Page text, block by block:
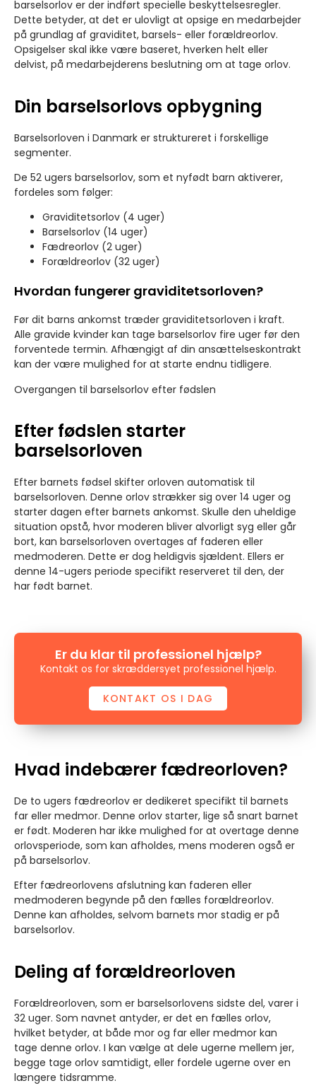
barselsorlov er der indført specielle beskyttelsesregler.
Dette betyder, at det er ulovligt at opsige en medarbejder
på grundlag af graviditet, barsels- eller forældreorlov.
Opsigelser skal ikke være baseret, hverken helt eller
delvist, på medarbejderens beslutning om at tage orlov.
Din barselsorlovs opbygning
Barselsorloven i Danmark er struktureret i forskellige
segmenter.
De 52 ugers barselsorlov, som et nyfødt barn aktiverer,
fordeles som følger:
Graviditetsorlov (4 uger)
Barselsorlov (14 uger)
Fædreorlov (2 uger)
Forældreorlov (32 uger)
Hvordan fungerer graviditetsorloven?
Før dit barns ankomst træder graviditetsorloven i kraft.
Alle gravide kvinder kan tage barselsorlov fire uger før den
forventede termin. Afhængigt af din ansættelseskontrakt
kan der være mulighed for at starte endnu tidligere.
Overgangen til barselsorlov efter fødslen
Efter fødslen starter
barselsorloven
Efter barnets fødsel skifter orloven automatisk til
barselsorloven. Denne orlov strækker sig over 14 uger og
starter dagen efter barnets ankomst. Skulle den uheldige
situation opstå, hvor moderen bliver alvorligt syg eller går
bort, kan barselsorloven overtages af faderen eller
medmoderen. Dette er dog heldigvis sjældent. Ellers er
denne 14-ugers periode specifikt reserveret til den, der
har født barnet.
Er du klar til professionel hjælp?
Kontakt os for skræddersyet professionel hjælp.
KONTAKT OS I DAG
Hvad indebærer fædreorloven?
De to ugers fædreorlov er dedikeret specifikt til barnets
far eller medmor. Denne orlov starter, lige så snart barnet
er født. Moderen har ikke mulighed for at overtage denne
orlovsperiode, som kan afholdes, mens moderen også er
på barselsorlov.
Efter fædreorlovens afslutning kan faderen eller
medmoderen begynde på den fælles forældreorlov.
Denne kan afholdes, selvom barnets mor stadig er på
barselsorlov.
Deling af forældreorloven
Forældreorloven, som er barselsorlovens sidste del, varer i
32 uger. Som navnet antyder, er det en fælles orlov,
hvilket betyder, at både mor og far eller medmor kan
tage denne orlov. I kan vælge at dele ugerne mellem jer,
begge tage orlov samtidigt, eller fordele ugerne over en
længere tidsramme.